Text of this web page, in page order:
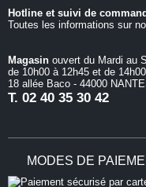
Hotline et suivi de
Toutes les informations sur
Magasin ouvert du Mardi au
de 10h00 à 12h45 et de
18 allée Baco - 44000
T. 02 40 35 30 42
MODES DE